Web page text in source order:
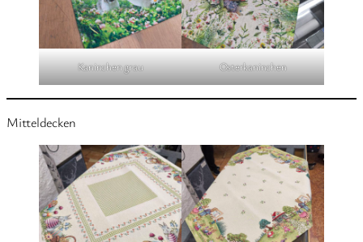
Kaninchen grau Osterkaninchen
Mitteldecken